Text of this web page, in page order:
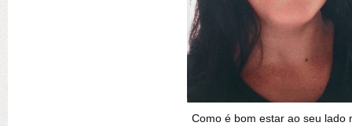
Como é bom estar ao seu lado